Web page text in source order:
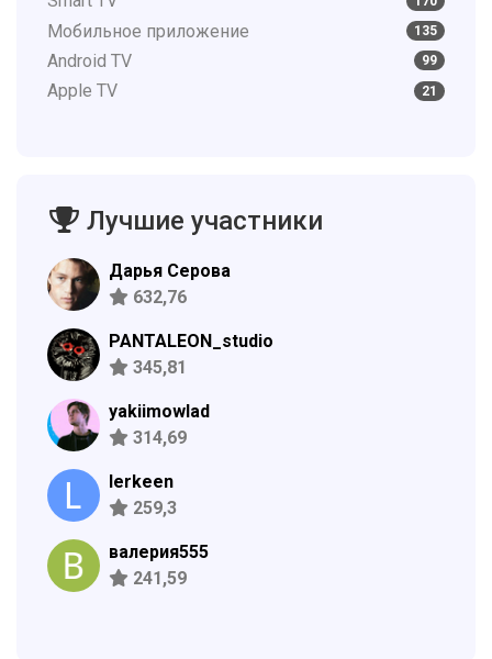
Мобильное приложение 135
Android TV 99
Apple TV 21
Лучшие участники
Дарья Серова
632,76
PANTALEON_studio
345,81
yakiimowlad
314,69
lerkeen
259,3
валерия555
241,59